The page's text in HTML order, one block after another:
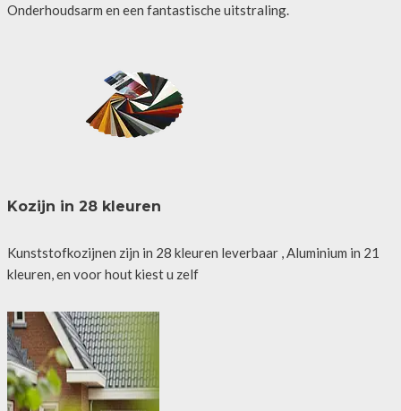
Onderhoudsarm en een fantastische uitstraling.
Kozijn in 28 kleuren
Kunststofkozijnen zijn in 28 kleuren leverbaar , Aluminium in 21
kleuren, en voor hout kiest u zelf